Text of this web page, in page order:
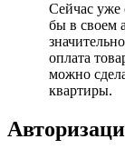
Сейчас уже
бы в своем
оплата
можно
квартиры.